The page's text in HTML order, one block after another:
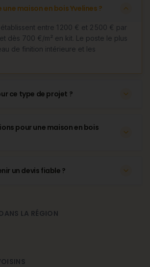
maison en bois Yvelines ?
entre 1 200 € et 2 500 € par
dès 700 €/m² en kit. Le poste le plus
de finition intérieure et les
ce type de projet ?
pour une maison en bois
un devis fiable ?
LA RÉGION